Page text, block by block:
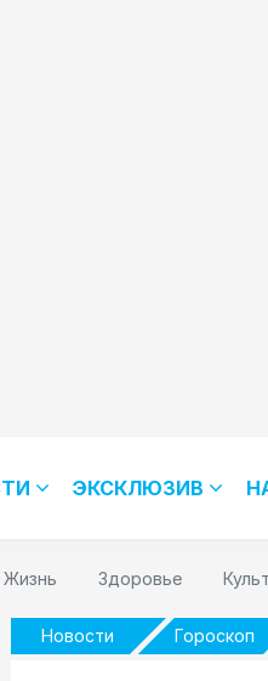
ЭКСКЛЮЗИВ
Жизнь Здоровье
Новости Гороскоп